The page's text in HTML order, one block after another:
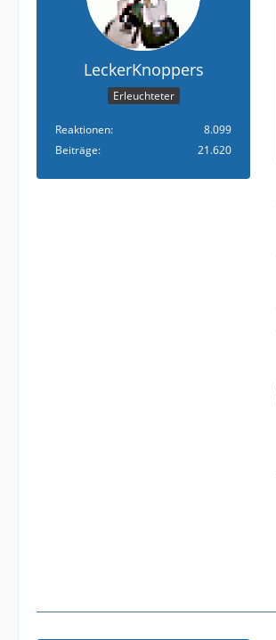
LeckerKnoppers
Erleuchteter
Reaktionen
8.099
Beiträge
21.620